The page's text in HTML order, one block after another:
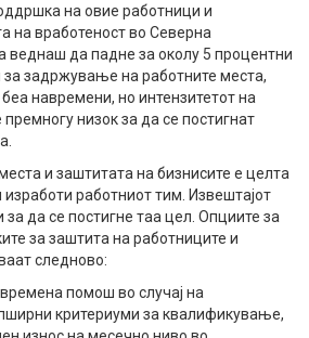
на овие работници и
на вработеност во Северна
веднаш да падне за околу 5 процентни
за задржување на работните места,
навремени, но интензитетот на
низок за да се постигнат
и заштитата на бизнисите е целта
работниот тим. Извештајот
да се постигне таа цел. Опциите за
за заштита на работниците и
следново:
помош во случај на
критериуми за квалификување,